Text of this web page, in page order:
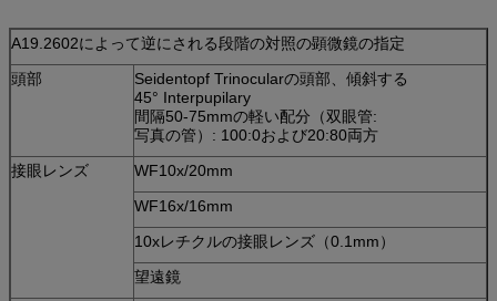
A19.2602によって逆にされる段階の対照の顕微鏡の指定
頭部
Seidentopf Trinocularの頭部、傾斜する
45° Interpupilary
間隔50-75mmの軽い配分（双眼管:
写真の管）: 100:0および20:80両方
接眼レンズ
WF10x/20mm
WF16x/16mm
10xレチクルの接眼レンズ（0.1mm）
望遠鏡